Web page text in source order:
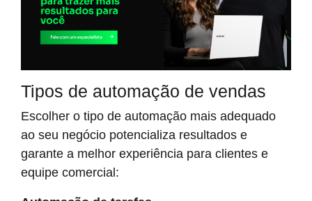
Tipos de automação de vendas
Escolher o tipo de automação mais adequado
ao seu negócio potencializa resultados e
garante a melhor experiência para clientes e
equipe comercial: